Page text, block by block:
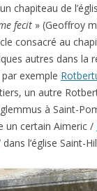
chapiteau de
fecit » (Geoffroy
consacré au
autres dans la
exemple
un autre
à Saint-
un certain Aimeric /
dans l’église Saint-